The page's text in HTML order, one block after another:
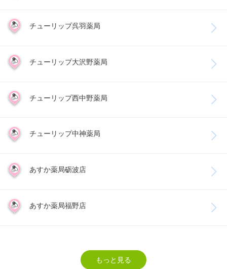
チューリップ呉羽薬局
チューリップ大沢野薬局
チューリップ西中野薬局
チューリップ中神薬局
あすか薬局砺波店
あすか薬局福野店
もっと見る